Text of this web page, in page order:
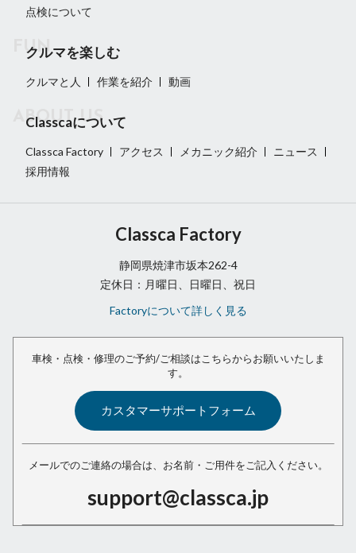
点検について
クルマを楽しむ
クルマと人 作業を紹介 動画
Classcaについて
Classca Factory アクセス メカニック紹介
ニュース
採用情報
Classca Factory
静岡県焼津市坂本262-4
定休日：月曜日、日曜日、祝日
Factoryについて詳しく見る
車検・点検・修理のご予約/ご相談は こちらからお願いいたしま
す。
カスタマーサポートフォーム
メールでのご連絡の場合は、 お名前・ご用件をご記入ください。
support@classca.jp